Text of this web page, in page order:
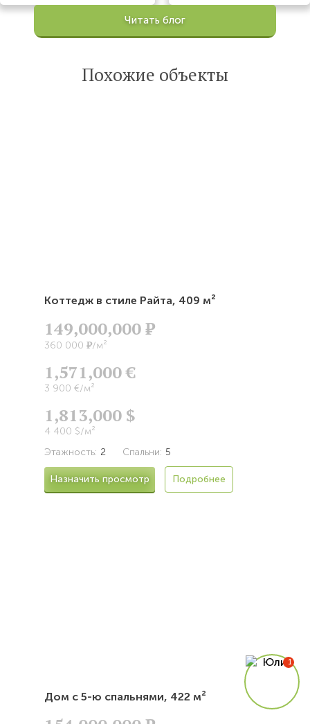
Просмотров:
Опубликована:
Читать блог
Похожие объекты
Коттедж в стиле Райта, 409 м²
149,000,000Р
360 000 Р/м²
1,571,000 €
3 900 €/м²
1,813,000 $
4 400 $/м²
Этажность: 2 Спальни: 5
Назначить просмотр Подробнее
Дом с 5-ю спальнями, 422 м²